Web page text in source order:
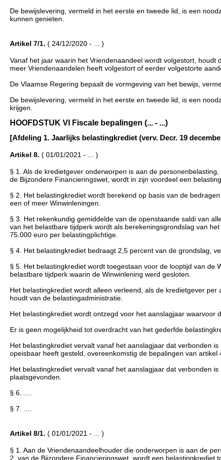
De bewijslevering, vermeld in het eerste en tweede lid, is een
kunnen genieten.
Artikel 7/1. ( 24/12/2020 - ... )
Vanaf het jaar waarin het Vriendenaandeel wordt volgestort,
meer Vriendenaandelen heeft volgestort of eerder volgestorte
De Vlaamse Regering bepaalt de vormgeving van het bewijs,
De bewijslevering, vermeld in het eerste en tweede lid, is een
krijgen.
HOOFDSTUK VI Fiscale bepalingen (... - ...)
[Afdeling 1. Jaarlijks belastingkrediet (verv. Decr. 19
Artikel 8. ( 01/01/2021 - ... )
§ 1. Als de kredietgever onderworpen is aan de
de Bijzondere Financieringswet, wordt in zijn voordeel een
§ 2. Het belastingkrediet wordt berekend op basis van de
een of meer Winwinleningen.
§ 3. Het rekenkundig gemiddelde van de openstaande saldi van
van het belastbare tijdperk wordt als berekeningsgrondslag van
75.000 euro per belastingplichtige.
§ 4. Het belastingkrediet bedraagt 2,5 percent van de grondslag,
§ 5. Het belastingkrediet wordt toegestaan voor de looptijd van
belastbare tijdperk waarin de Winwinlening werd gesloten.
Het belastingkrediet wordt alleen verleend, als de kredietgever
houdt van de belastingadministratie.
Het belastingkrediet wordt ontzegd voor het aanslagjaar
Er is geen mogelijkheid tot overdracht van het gederfde
Het belastingkrediet vervalt vanaf het aanslagjaar dat verbonden
opeisbaar heeft gesteld, overeenkomstig de bepalingen van
Het belastingkrediet vervalt vanaf het aanslagjaar dat verbonden
plaatsgevonden.
§ 6. ....
§ 7. ....
Artikel 8/1. ( 01/01/2021 - ... )
§ 1. Aan de Vriendenaandeelhouder die onderworpen is aan de
2, van de Bijzondere Financieringswet, wordt een belastingkrediet